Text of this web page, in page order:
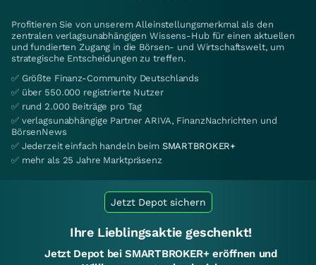
Profitieren Sie von unserem Alleinstellungsmerkmal als den
zentralen verlagsunabhängigen Wissens-Hub für einen aktuellen
und fundierten Zugang in die Börsen- und Wirtschaftswelt, um
strategische Entscheidungen zu treffen.
✅ Größte Finanz-Community Deutschlands
✅ über 550.000 registrierte Nutzer
✅ rund 2.000 Beiträge pro Tag
✅ verlagsunabhängige Partner ARIVA, FinanzNachrichten und
BörsenNews
✅ Jederzeit einfach handeln beim SMARTBROKER+
✅ mehr als 25 Jahre Marktpräsenz
Jetzt Depot sichern
Ihre Lieblingsaktie geschenkt!
Jetzt Depot bei SMARTBROKER+ eröffnen und